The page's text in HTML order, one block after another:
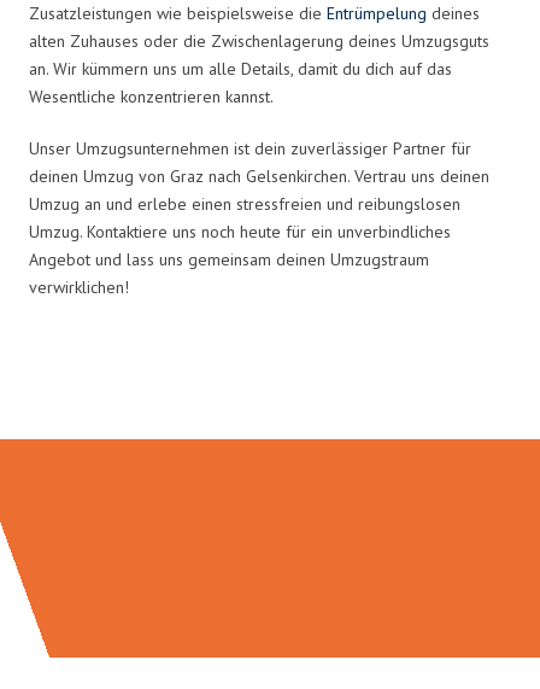
Zusatzleistungen wie beispielsweise die Entrümpelung deines
alten Zuhauses oder die Zwischenlagerung deines Umzugsguts
an. Wir kümmern uns um alle Details, damit du dich auf das
Wesentliche konzentrieren kannst.
Unser Umzugsunternehmen ist dein zuverlässiger Partner für
deinen Umzug von Graz nach Gelsenkirchen. Vertrau uns deinen
Umzug an und erlebe einen stressfreien und reibungslosen
Umzug. Kontaktiere uns noch heute für ein unverbindliches
Angebot und lass uns gemeinsam deinen Umzugstraum
verwirklichen!